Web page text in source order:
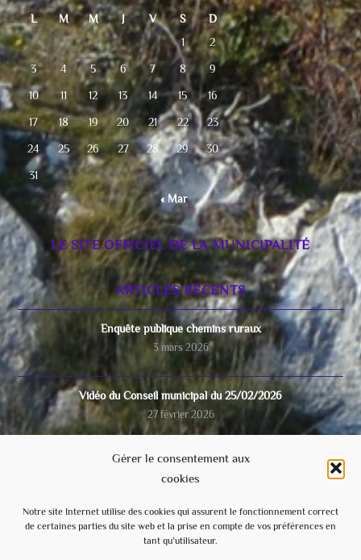
Gérer le consentement aux
cookies
Notre site Internet utilise des cookies qui assurent le fonctionnement correct
de certaines parties du site web et la prise en compte de vos préférences en
tant qu’utilisateur.
L M M J V S
D
1
2
3 4 5 6 7 8 9
10 11 12 13 14 15 16
17 18 19 20 21 22 23
24 25 26 27 28 29 30
31
« Mar
LE SITE OFFICIEL DE LA MUNICIPALITÉ
ARTICLES RÉCENTS
Enquête publique chemins ruraux
3 mars 2026
Vidéo du Conseil municipal du 25/02/2026
27 février 2026
COUPURE D’ELECTRICITE 17 février 2026
15 février 2026
Video du conseil municipal du 28/11/2025
8 décembre 2025